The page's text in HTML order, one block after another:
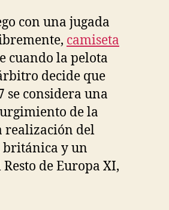
con una jugada
camiseta
cuando la pelota
decide que
se considera una
de la
realización del
británica y un
de Europa XI,